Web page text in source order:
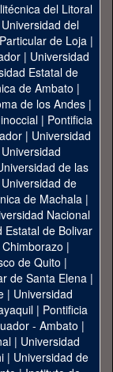
del Litoral
Universidad del
de Loja|
| Universidad
Estatal de
de Ambato |
de los Andes|
| Pontificia
| Universidad
Universidad
de las
Universidad de
de Machala|
Nacional
Estatal de Bolivar
|
de Quito |
de Santa Elena|
| Universidad
| Pontificia
- Ambato |
| Universidad
| Universidad de